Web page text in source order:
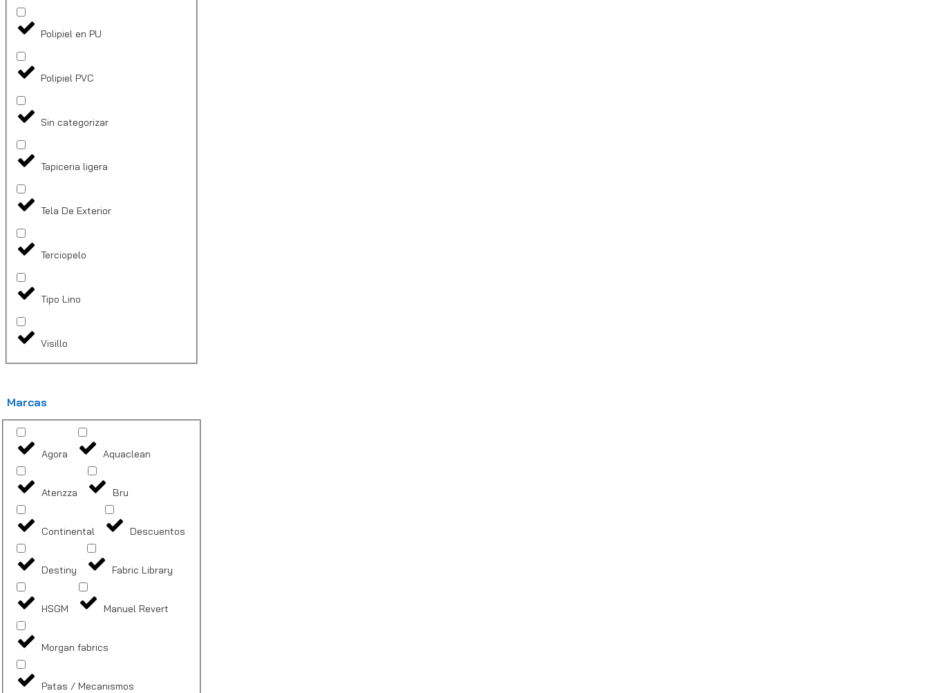
Polipiel en PU
Polipiel PVC
Sin categorizar
Tapiceria ligera
Tela De Exterior
Terciopelo
Tipo Lino
Visillo
Marcas
Agora Aquaclean
Atenzza Bru
Continental Descuentos
Destiny Fabric Library
HSGM Manuel Revert
Morgan fabrics
Patas / Mecanismos